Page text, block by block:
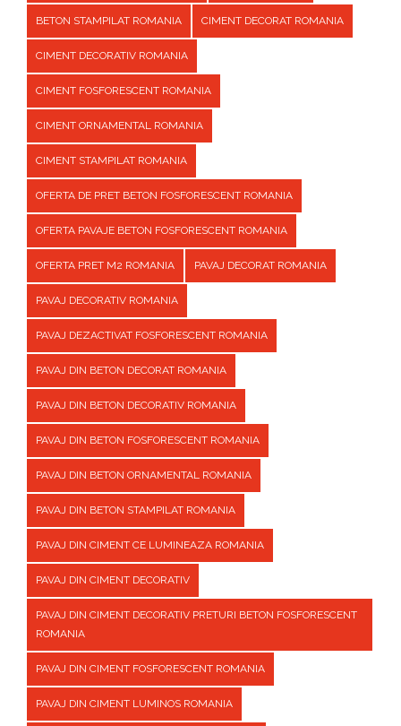
BETON STAMPILAT ROMANIA CIMENT DECORAT ROMANIA
CIMENT DECORATIV ROMANIA
CIMENT FOSFORESCENT ROMANIA
CIMENT ORNAMENTAL ROMANIA
CIMENT STAMPILAT ROMANIA
OFERTA DE PRET BETON FOSFORESCENT ROMANIA
OFERTA PAVAJE BETON FOSFORESCENT ROMANIA
OFERTA PRET M2 ROMANIA PAVAJ DECORAT ROMANIA
PAVAJ DECORATIV ROMANIA
PAVAJ DEZACTIVAT FOSFORESCENT ROMANIA
PAVAJ DIN BETON DECORAT ROMANIA
PAVAJ DIN BETON DECORATIV ROMANIA
PAVAJ DIN BETON FOSFORESCENT ROMANIA
PAVAJ DIN BETON ORNAMENTAL ROMANIA
PAVAJ DIN BETON STAMPILAT ROMANIA
PAVAJ DIN CIMENT CE LUMINEAZA ROMANIA
PAVAJ DIN CIMENT DECORATIV
PAVAJ DIN CIMENT DECORATIV PRETURI BETON FOSFORESCENT
ROMANIA
PAVAJ DIN CIMENT FOSFORESCENT ROMANIA
PAVAJ DIN CIMENT LUMINOS ROMANIA